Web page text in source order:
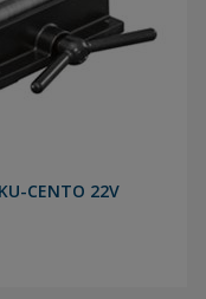
CENTO 22V